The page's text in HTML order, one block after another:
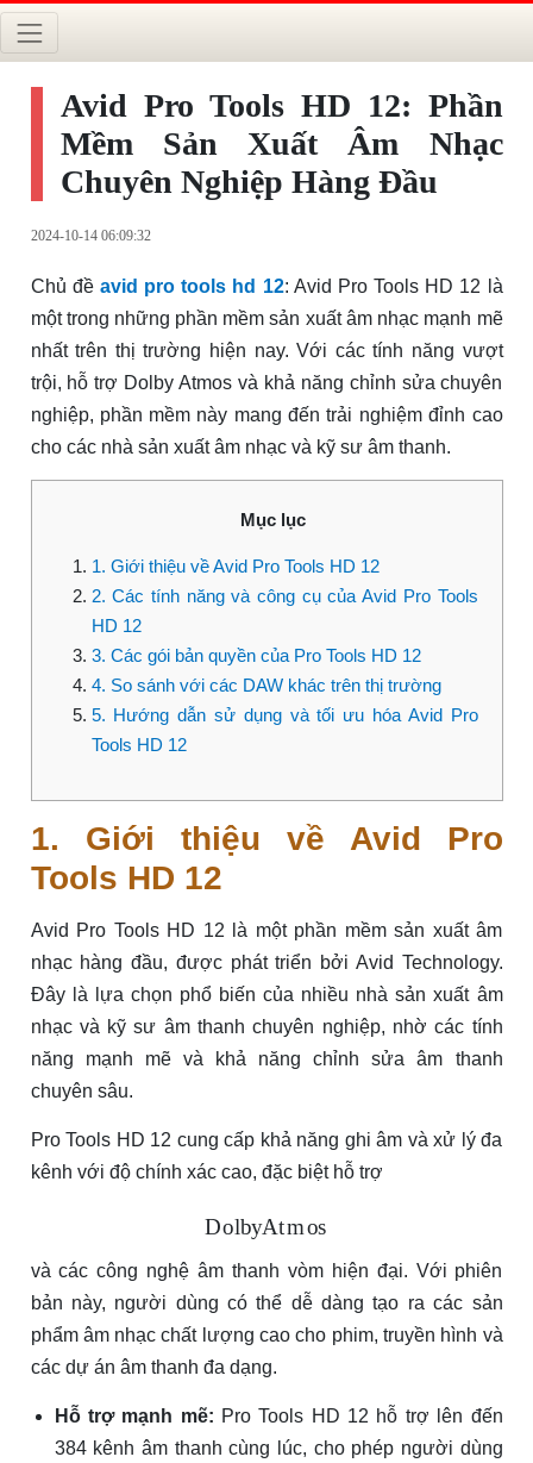
Avid Pro Tools HD 12: Phần
Mềm Sản Xuất Âm Nhạc
Chuyên Nghiệp Hàng Đầu
2024-10-14 06:09:32
Chủ đề avid pro tools hd 12: Avid Pro Tools HD 12 là
một trong những phần mềm sản xuất âm nhạc mạnh mẽ
nhất trên thị trường hiện nay. Với các tính năng vượt
trội, hỗ trợ Dolby Atmos và khả năng chỉnh sửa chuyên
nghiệp, phần mềm này mang đến trải nghiệm đỉnh cao
cho các nhà sản xuất âm nhạc và kỹ sư âm thanh.
Mục lục
1. Giới thiệu về Avid Pro Tools HD 12
2. Các tính năng và công cụ của Avid Pro Tools
HD 12
3. Các gói bản quyền của Pro Tools HD 12
4. So sánh với các DAW khác trên thị trường
5. Hướng dẫn sử dụng và tối ưu hóa Avid Pro
Tools HD 12
1. Giới thiệu về Avid Pro
Tools HD 12
Avid Pro Tools HD 12 là một phần mềm sản xuất âm
nhạc hàng đầu, được phát triển bởi Avid Technology.
Đây là lựa chọn phổ biến của nhiều nhà sản xuất âm
nhạc và kỹ sư âm thanh chuyên nghiệp, nhờ các tính
năng mạnh mẽ và khả năng chỉnh sửa âm thanh
chuyên sâu.
Pro Tools HD 12 cung cấp khả năng ghi âm và xử lý đa
kênh với độ chính xác cao, đặc biệt hỗ trợ
DolbyAtmo
và các công nghệ âm thanh vòm hiện đại. Với phiên
bản này, người dùng có thể dễ dàng tạo ra các sản
phẩm âm nhạc chất lượng cao cho phim, truyền hình và
các dự án âm thanh đa dạng.
Hỗ trợ mạnh mẽ: Pro Tools HD 12 hỗ trợ lên đến
384 kênh âm thanh cùng lúc, cho phép người dùng